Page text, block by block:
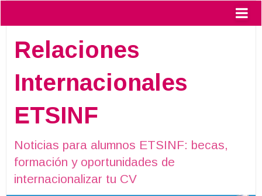
Relaciones
Internacionales
ETSINF
Noticias para alumnos ETSINF: becas,
formación y oportunidades de
internacionalizar tu CV